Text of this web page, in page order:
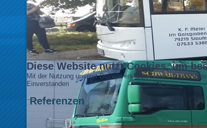
Diese Website nutzt Cookies, um
Mit der Nutzung unserer Dienste erklären Sie sich damit
Einverstanden
Referenzen